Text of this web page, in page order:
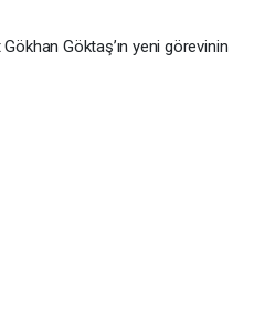
Göktaş’ın yeni görevinin